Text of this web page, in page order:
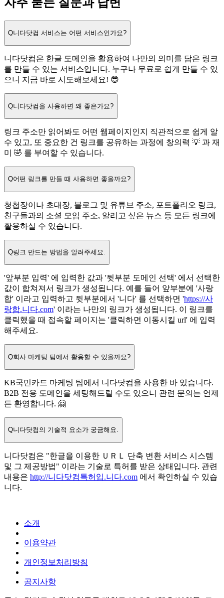
Q니다닷컴 서비스는 어떤 서비스인가요?
니다닷컴은 한글 도메인을 활용하여 나만의 의미를 담은 링크
를 만들 수 있는 서비스입니다. 누구나 무료로 쉽게 만들 수 있
으니 지금 바로 시도해보세요! 😎
Q니다닷컴을 사용하면 왜 좋은가요?
링크 주소만 읽어봐도 어떤 웹페이지인지 직관적으로 쉽게 알
수 있고, 또 중요한 건 링크를 공유하는 과정에 창의력 💡 과 재
미 🤣 를 부여할 수 있습니다.
Q어떤 링크를 만들 때 사용하면 좋을까요?
청첩장이나 초대장, 블로그 및 유튜브 주소, 포트폴리오 링크,
친구들과의 소셜 모임 주소, 알리고 싶은 뉴스 등 모든 링크에
활용하실 수 있습니다.
Q링크 만드는 방법을 알려주세요.
'앞부분 입력' 에 입력한 값과 '뒷부분 도메인 선택' 에서 선택한
값이 합쳐져서 링크가 생성됩니다. 예를 들어 앞부분에 '사랑
합' 이라고 입력하고 뒷부분에서 '니다' 를 선택하면 'https://사
랑합.니다.com' 이라는 나만의 링크가 생성됩니다. 이 링크를
클릭했을 때 접속할 페이지는 '클릭하면 이동시킬 url' 에 입력
해주세요.
Q회사 마케팅 팀에서 활용할 수 있을까요?
KB국민카드 마케팅 팀에서 니다닷컴을 사용한 바 있습니다.
B2B 전용 도메인을 세팅해드릴 수도 있으니 관련 문의는 언제
든 환영합니다. 🤗
Q니다닷컴의 기술적 요소가 궁금해요.
니다닷컴은 "한글을 이용한 ＵＲＬ 단축 변환 서비스 시스템
및 그 제공방법" 이라는 기술로 특허를 받은 상태입니다. 관련
내용은 http://니다닷컴특허입.니다.com 에서 확인하실 수 있습
니다.
소개
이용약관
개인정보처리방침
공지사항